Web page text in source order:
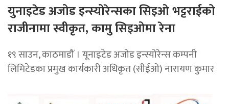
युनाइटेड अजोड इन्स्योरेन्सका सिइओ भट्टराईको
राजीनामा स्वीकृत, कामु सिइओमा रेना
१९ साउन, काठमाडौं । यूनाइटेड अजोड इन्स्योरेन्स कम्पनी
लिमिटेडका प्रमुख कार्यकारी अधिकृत (सीईओ) नारायण कुमार